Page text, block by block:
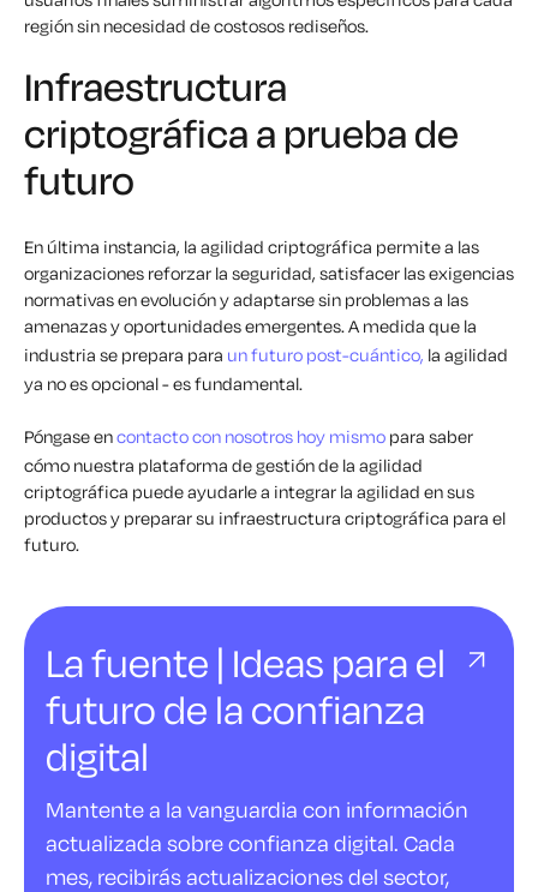
región sin necesidad de costosos rediseños.
Infraestructura
criptográfica a prueba de
futuro
En última instancia, la agilidad criptográfica permite a las
organizaciones reforzar la seguridad, satisfacer las exigencias
normativas en evolución y adaptarse sin problemas a las
amenazas y oportunidades emergentes. A medida que la
industria se prepara para un futuro post-cuántico, la agilidad
ya no es opcional - es fundamental.
Póngase encontacto con nosotros hoy mismo para saber
cómo nuestra plataforma de gestión de la agilidad
criptográfica puede ayudarle a integrar la agilidad en sus
productos y preparar su infraestructura criptográfica para el
futuro.
La fuente | Ideas para el
futuro de la confianza
digital
Mantente a la vanguardia con información
actualizada sobre confianza digital. Cada
mes, recibirás actualizaciones del sector,